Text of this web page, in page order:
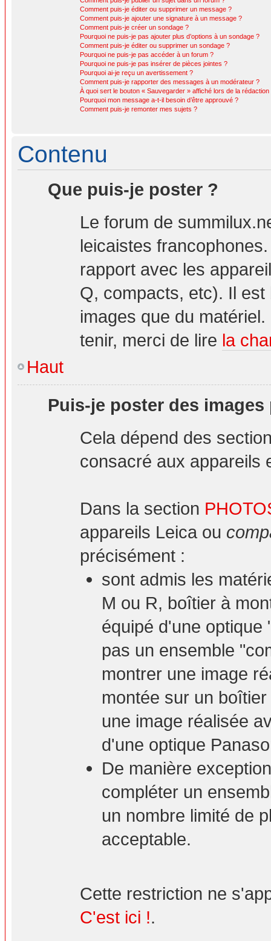
Comment puis-je éditer ou supprimer un message ?
Comment puis-je ajouter une signature à un message ?
Comment puis-je créer un sondage ?
Pourquoi ne puis-je pas ajouter plus d’options à un sondage ?
Comment puis-je éditer ou supprimer un sondage ?
Pourquoi ne puis-je pas accéder à un forum ?
Pourquoi ne puis-je pas insérer de pièces jointes ?
Pourquoi ai-je reçu un avertissement ?
Comment puis-je rapporter des messages à un modérateur ?
À quoi sert le bouton « Sauvegarder » affiché lors de la rédaction
Pourquoi mon message a-t-il besoin d’être approuvé ?
Comment puis-je remonter mes sujets ?
Contenu
Que puis-je poster ?
Le forum de
leicaistes
rapport avec les
Q, compacts, etc). Il
images que du
tenir, merci de lire la
Haut
Puis-je poster des
Cela dépend des
consacré aux appareils
Dans la section
appareils Leica ou
précisément :
sont admis les
M ou R, boîtier à
équipé d'une optique
pas un ensemble
montrer une image
montée sur un
une image réalisée
d'une optique
De manière
compléter un
un nombre limité de
acceptable.
Cette restriction ne
C'est ici !.